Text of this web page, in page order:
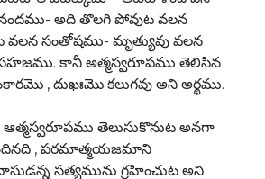
అది తొలగి పోవుట వలన
వలన సంతోషము- మృత్యువు వలన
సహజము. కానీ అత్మస్వరూపము తెలిసిన
, దుఖఃమొ కలుగవు అని అర్థము.
తెలుసుకొనుట అనగా
, పరమాత్మయజమాని
సత్యమును గ్రహించుట అని